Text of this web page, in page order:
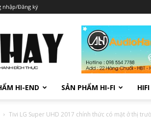
nhập/Đăng ký
HI-END SẢN PHẨM HI-FI HIFI
Tivi LG Super UHD 2017 chính thức có mặt ở thị